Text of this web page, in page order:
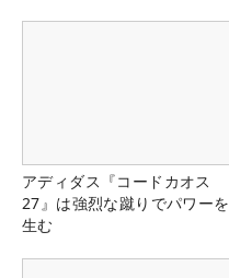
アディダス『コードカオス
27』は強烈な蹴りでパワーを
生む